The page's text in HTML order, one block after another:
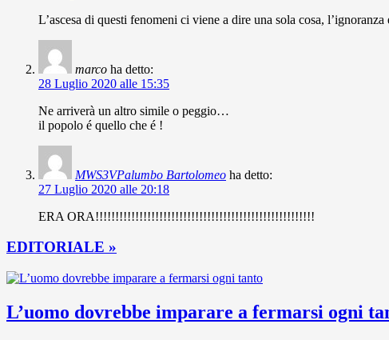
L’ascesa di questi fenomeni ci viene a dire una sola cosa,
marco ha detto:
28 Luglio 2020 alle 15:35
Ne arriverà un altro simile o peggio…
il popolo é quello che é !
MWS3VPalumbo Bartolomeo ha detto:
27 Luglio 2020 alle 20:18
ERA ORA!!!!!!!!!!!!!!!!!!!!!!!!!!!!!!!!!!!!!!!!!!!!!!!!!!!!!!!
EDITORIALE »
L’uomo dovrebbe imparare a fermarsi ogni